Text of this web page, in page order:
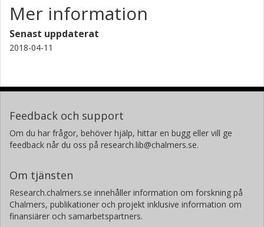
Mer information
Senast uppdaterat
2018-04-11
Feedback och support
Om du har frågor, behöver hjälp, hittar en bugg eller vill ge
feedback når du oss på research.lib@chalmers.se.
Om tjänsten
Research.chalmers.se innehåller information om forskning på
Chalmers, publikationer och projekt inklusive information om
finansiärer och samarbetspartners.